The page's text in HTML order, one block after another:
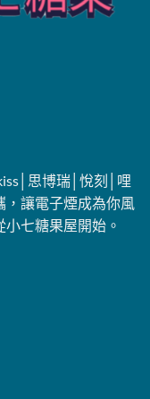
思博瑞│悅刻│哩
，讓電子煙成為你風
七糖果屋開始。